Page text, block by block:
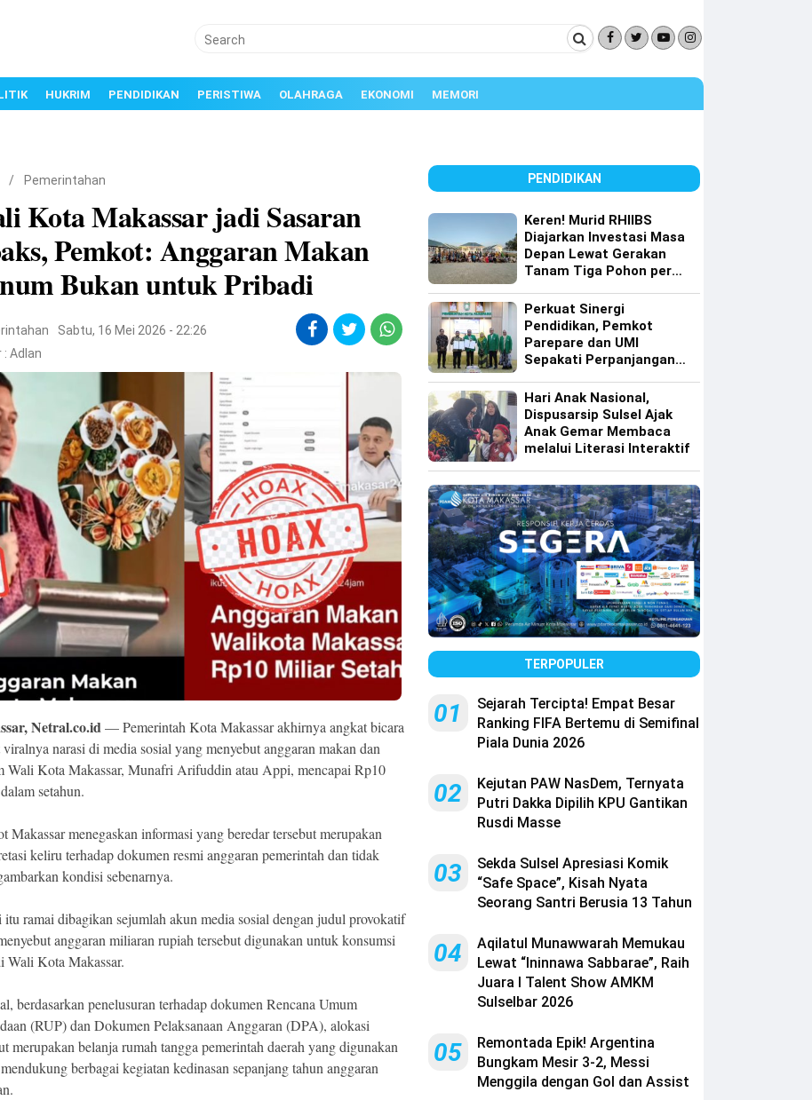
HUKRIM PENDIDIKAN PERISTIWA OLAHRAGA EKONOMI MEMORI
/ Pemerintahan
Kota Makassar jadi Sasaran
Pemkot: Anggaran Makan
Bukan untuk Pribadi
Sabtu, 16 Mei 2026 - 22:26
:Adlan
Netral.co.id— Pemerintah Kota Makassar akhirnya angkat bicara
narasi di media sosial yang menyebut anggaran makan dan
Wali Kota Makassar, Munafri Arifuddin atau Appi, mencapai Rp10
setahun.
Makassar menegaskan informasi yang beredar tersebut merupakan
keliru terhadap dokumen resmi anggaran pemerintah dan tidak
kondisi sebenarnya.
itu ramai dibagikan sejumlah akun media sosial dengan judul provokatif
anggaran miliaran rupiah tersebut digunakan untuk konsumsi
Wali Kota Makassar.
berdasarkan penelusuran terhadap dokumen Rencana Umum
(RUP) dan Dokumen Pelaksanaan Anggaran (DPA), alokasi
merupakan belanja rumah tangga pemerintah daerah yang digunakan
berbagai kegiatan kedinasan sepanjang tahun anggaran
PENDIDIKAN
Keren! Murid RHIIBS
Diajarkan Investasi Masa
Depan Lewat Gerakan
Tanam Tiga Pohon per
Perkuat Sinergi
Pendidikan, Pemkot
Parepare dan UMI
Sepakati Perpanjangan
Perguruan Tinggi
Hari Anak Nasional,
Dispusarsip Sulsel Ajak
Anak Gemar Membaca
melalui Literasi Interaktif
TERPOPULER
01
Sejarah Tercipta! Empat Besar
Ranking FIFA Bertemu di Semifinal
Piala Dunia 2026
02
Kejutan PAW NasDem, Ternyata
Putri Dakka Dipilih KPU Gantikan
Rusdi Masse
03
Sekda Sulsel Apresiasi Komik
“Safe Space”, Kisah Nyata
Seorang Santri Berusia 13 Tahun
04
Aqilatul Munawwarah Memukau
Lewat “Ininnawa Sabbarae”, Raih
Juara I Talent Show AMKM
Sulselbar 2026
05
Remontada Epik! Argentina
Bungkam Mesir 3-2, Messi
Menggila dengan Gol dan Assist